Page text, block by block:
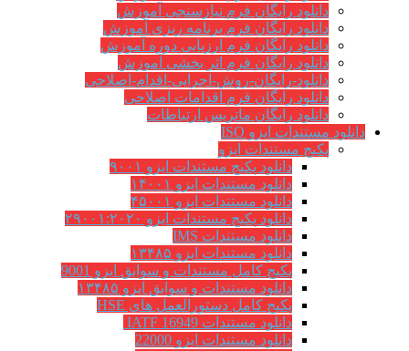
دانلود رایگان فرم نیازسنجی آموزش
دانلود رایگان فرم برنامه ریزی آموزش
دانلود رایگان فرم ارزیابی دوره آموزش
دانلود رایگان فرم اثر بخشی آموزش
دانلود-رایگان-روش-اجرایی-اقدام-اصلاحی
دانلود رایگان فرم اقدامات اصلاحی
دانلود رایگان ماتریس ارتباطات
دانلود مستندات ایزو ISO
پکیج مستندات ایزو
دانلود پکیج مستندات ایزو ۹۰۰۱
دانلود مستندات ایزو ۱۴۰۰۱
دانلود مستندات ایزو ۴۵۰۰۱
دانلود پکیج مستندات ایزو ۲۹۰۰۱:۲۰۲۰
دانلود مستندات IMS
دانلود مستندات ایزو ۱۳۴۸۵
پکیج کامل مستندات و سوابق ایزو 9001
دانلود مستندات و سوابق ایزو ۱۳۴۸۵
پکیج کامل دستورالعمل های HSE
دانلود مستندات IATF 16949
دانلود مستندات ایزو 22000